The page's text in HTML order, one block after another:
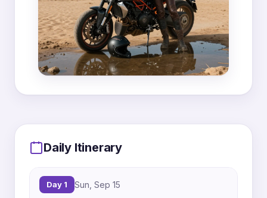
2
MapLibre|OpenFreeMap © OpenMapTilesData fromOpenStreetMap
Daily Itinerary
Day 1 Sun, Sep 15